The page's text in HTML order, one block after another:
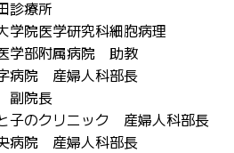
診療所
学院医学研究科細胞病理
学部附属病院 助教
病院 産婦人科部長
副院長
子のクリニック 産婦人科部長
病院 産婦人科部長